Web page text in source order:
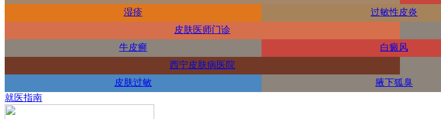
湿疹
过敏性皮炎
皮肤医师门诊
牛皮癣
白癜风
西宁皮肤病医院
皮肤过敏
腋下狐臭
就医指南